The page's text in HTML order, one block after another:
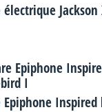
Jackson
Inspired